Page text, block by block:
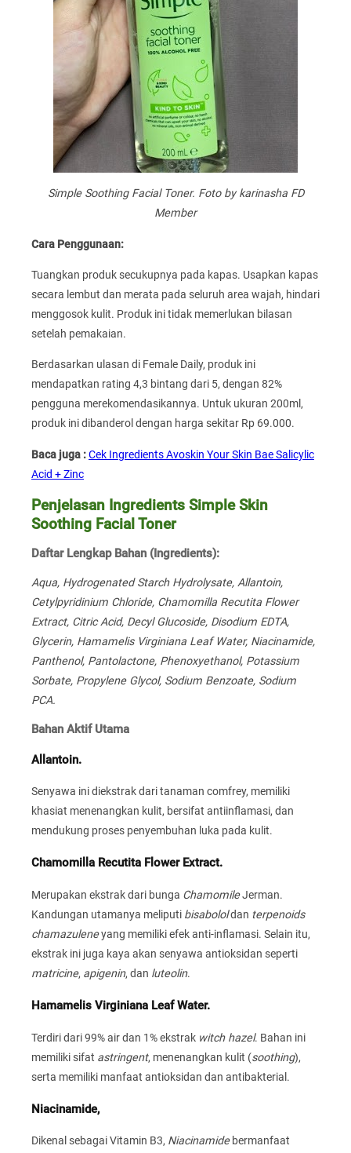
Simple Soothing Facial Toner. Foto by karinasha FD
Member
Cara Penggunaan:
Tuangkan produk secukupnya pada kapas. Usapkan kapas
secara lembut dan merata pada seluruh area wajah, hindari
menggosok kulit. Produk ini tidak memerlukan bilasan
setelah pemakaian.
Berdasarkan ulasan di Female Daily, produk ini
mendapatkan rating 4,3 bintang dari 5, dengan 82%
pengguna merekomendasikannya. Untuk ukuran 200ml,
produk ini dibanderol dengan harga sekitar Rp 69.000.
Baca juga :Cek Ingredients Avoskin Your Skin Bae Salicylic
Acid + Zinc
Penjelasan Ingredients Simple Skin
Soothing Facial Toner
Daftar Lengkap Bahan (Ingredients):
Aqua, Hydrogenated Starch Hydrolysate, Allantoin,
Cetylpyridinium Chloride, Chamomilla Recutita Flower
Extract, Citric Acid, Decyl Glucoside, Disodium EDTA,
Glycerin, Hamamelis Virginiana Leaf Water, Niacinamide,
Panthenol, Pantolactone, Phenoxyethanol, Potassium
Sorbate, Propylene Glycol, Sodium Benzoate, Sodium
PCA.
Bahan Aktif Utama
Allantoin.
Senyawa ini diekstrak dari tanaman comfrey, memiliki
khasiat menenangkan kulit, bersifat antiinflamasi, dan
mendukung proses penyembuhan luka pada kulit.
Chamomilla Recutita Flower Extract.
Merupakan ekstrak dari bunga ChamomileJerman.
Kandungan utamanya meliputi bisabololdan terpenoids
chamazuleneyang memiliki efek anti-inflamasi. Selain itu,
ekstrak ini juga kaya akan senyawa antioksidan seperti
matricine, apigenin, dan luteolin.
Hamamelis Virginiana Leaf Water.
Terdiri dari 99% air dan 1% ekstrak witch hazel. Bahan ini
memiliki sifat astringent, menenangkan kulit (soothing),
serta memiliki manfaat antioksidan dan antibakterial.
Niacinamide,
Dikenal sebagai Vitamin B3, Niacinamidebermanfaat